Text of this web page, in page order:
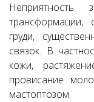
трансформации,
груди,
связок. В
кожи,
провисание
мастоптозом.